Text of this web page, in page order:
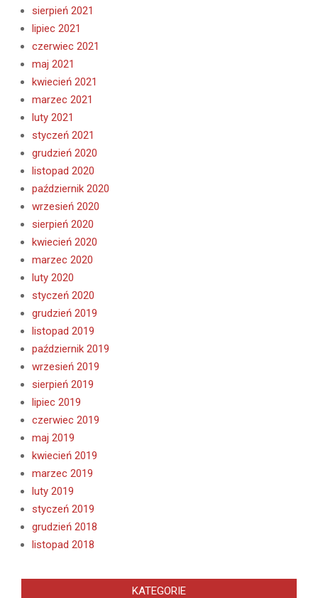
sierpień 2021
lipiec 2021
czerwiec 2021
maj 2021
kwiecień 2021
marzec 2021
luty 2021
styczeń 2021
grudzień 2020
listopad 2020
październik 2020
wrzesień 2020
sierpień 2020
kwiecień 2020
marzec 2020
luty 2020
styczeń 2020
grudzień 2019
listopad 2019
październik 2019
wrzesień 2019
sierpień 2019
lipiec 2019
czerwiec 2019
maj 2019
kwiecień 2019
marzec 2019
luty 2019
styczeń 2019
grudzień 2018
listopad 2018
KATEGORIE